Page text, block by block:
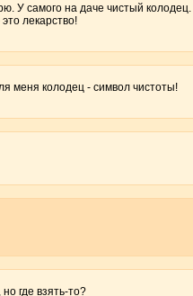
У самого на даче чистый
лекарство!
меня колодец - символ чистоты!
где взять-то?